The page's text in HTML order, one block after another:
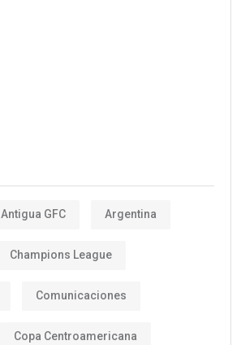
Antigua GFC Argentina
Champions League
Comunicaciones
Copa Centroamericana